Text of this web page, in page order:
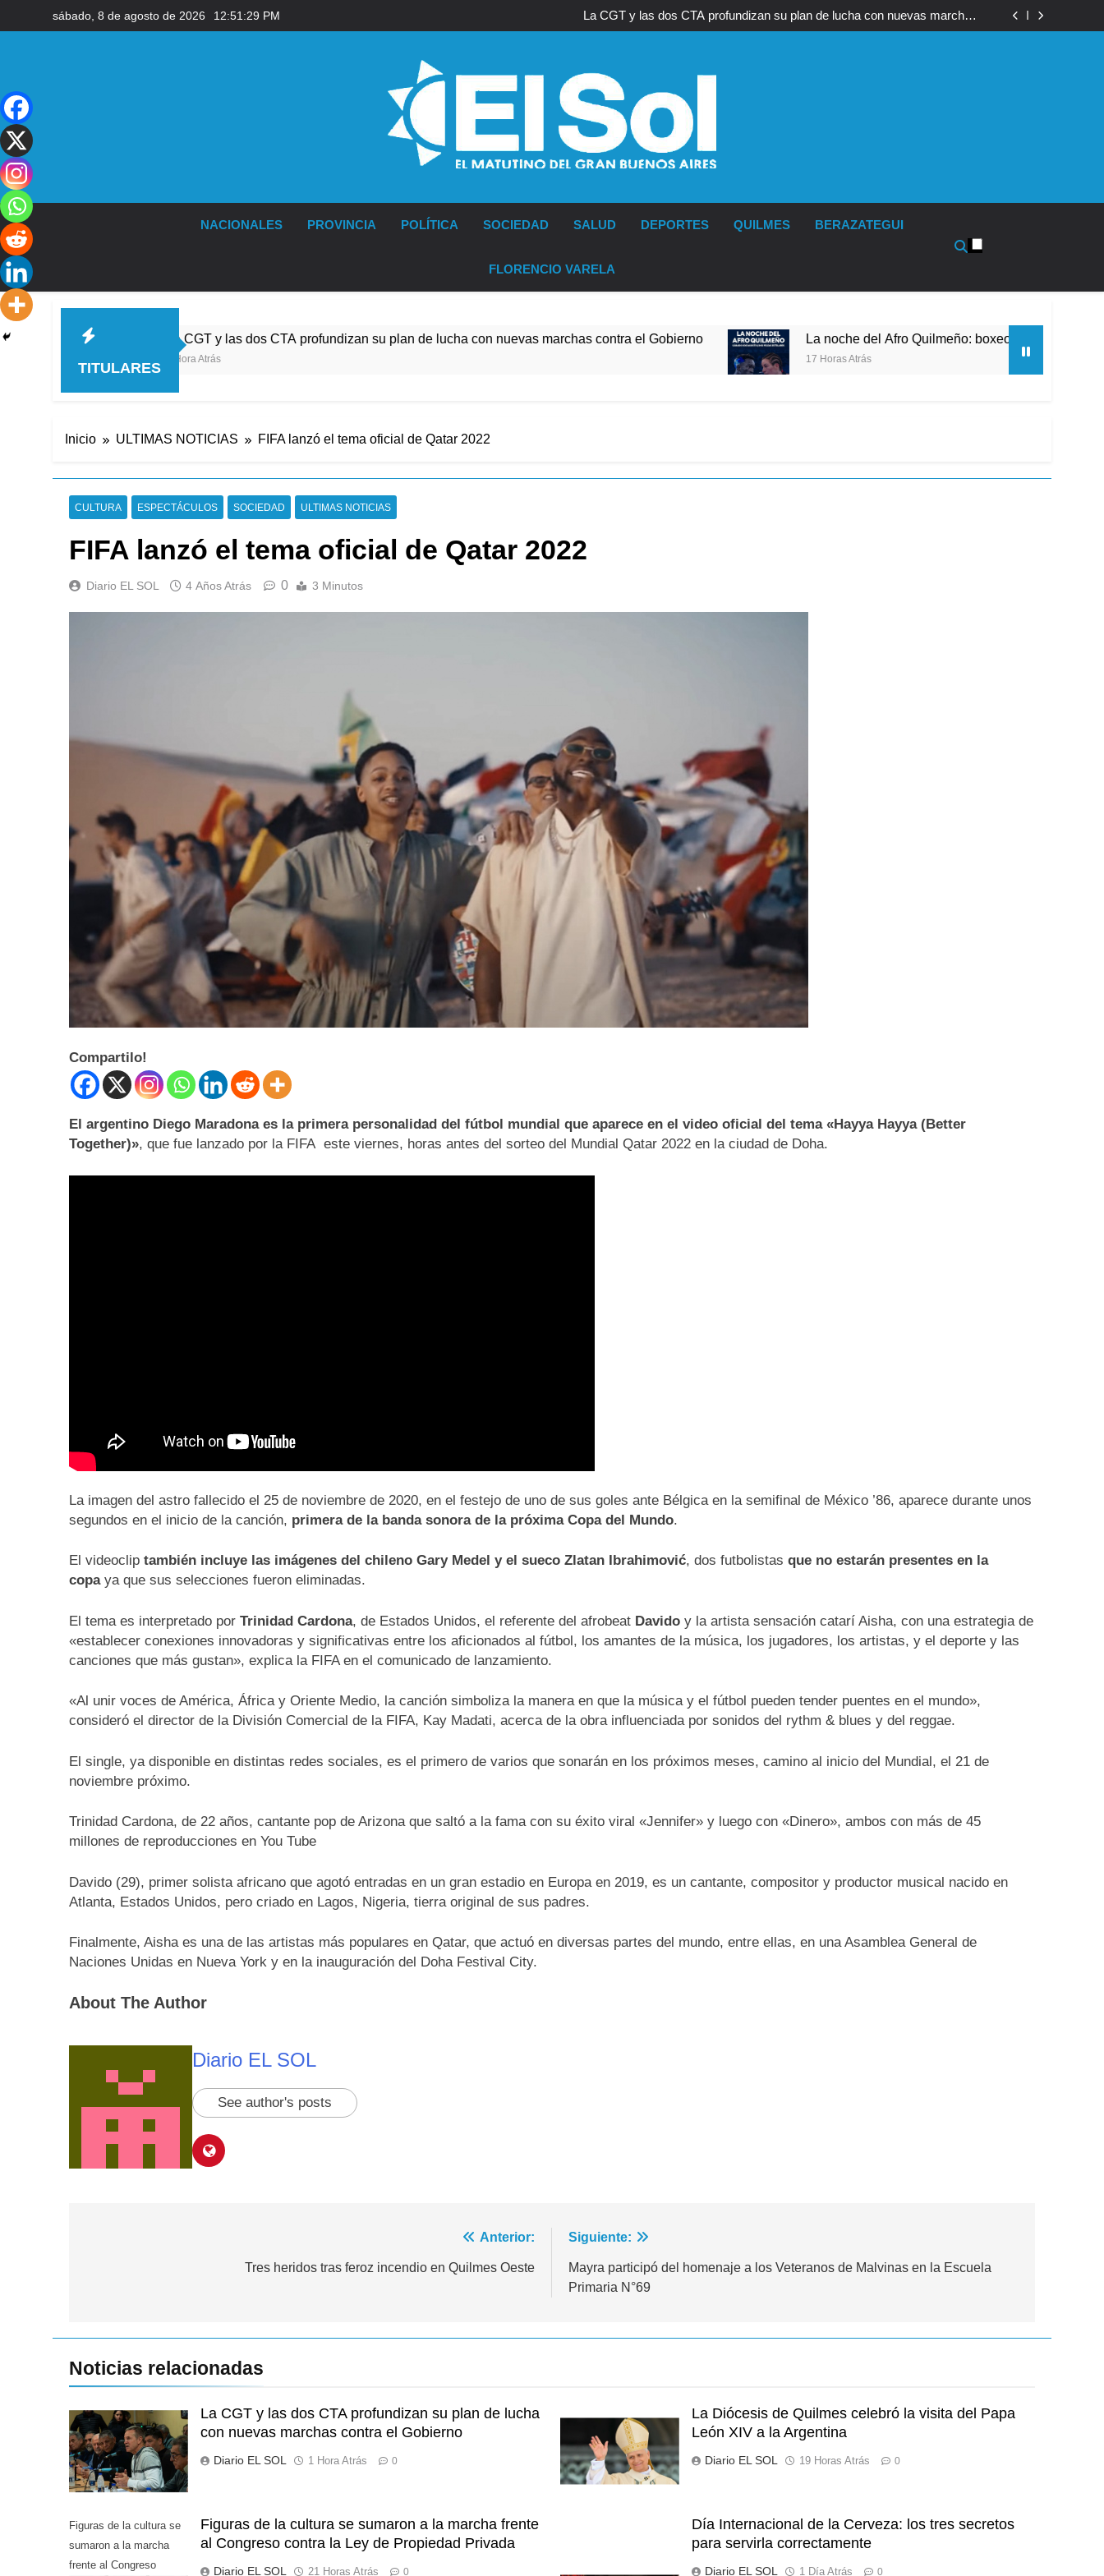
al
sábado, 8 de agosto de 2026 12:51:30 PM
La CGT y las dos CTA profundizan su plan de lucha con nuevas marchas
contra el Gobierno
Thiago Medina fue imputado formalmente por abuso sexual
NACIONALES PROVINCIA POLÍTICA SOCIEDAD SALUD DEPORTES QUILMES BERAZATEGUI
FLORENCIO VARELA
TITULARES
La CGT y las dos CTA profundizan su plan de lucha con nuevas marchas contra el Gobierno La noche del Afro Quilmeño: boxeo de primer nivel en la sede de
17 Horas Atrás
Inicio ULTIMAS NOTICIAS FIFA lanzó el tema oficial de Qatar 2022
CULTURA ESPECTÁCULOS SOCIEDAD ULTIMAS NOTICIAS
FIFA lanzó el tema oficial de Qatar 2022
Diario EL SOL 4 Años Atrás 0 3 Minutos
Compartilo!
El argentino Diego Maradona es la primera personalidad del fútbol mundial que aparece en el video oficial del tema «Hayya Hayya (Better
Together)», que fue lanzado por la FIFA este viernes, horas antes del sorteo del Mundial Qatar 2022 en la ciudad de Doha.
La imagen del astro fallecido el 25 de noviembre de 2020, en el festejo de uno de sus goles ante Bélgica en la semifinal de México ’86, aparece durante unos
segundos en el inicio de la canción, primera de la banda sonora de la próxima Copa del Mundo.
El videoclip también incluye las imágenes del chileno Gary Medel y el sueco Zlatan Ibrahimović, dos futbolistas que no estarán presentes en la
copaya que sus selecciones fueron eliminadas.
El tema es interpretado por Trinidad Cardona, de Estados Unidos, el referente del afrobeat Davido y la artista sensación catarí Aisha, con una estrategia de
«establecer conexiones innovadoras y significativas entre los aficionados al fútbol, los amantes de la música, los jugadores, los artistas, y el deporte y las
canciones que más gustan», explica la FIFA en el comunicado de lanzamiento.
«Al unir voces de América, África y Oriente Medio, la canción simboliza la manera en que la música y el fútbol pueden tender puentes en el mundo»,
consideró el director de la División Comercial de la FIFA, Kay Madati, acerca de la obra influenciada por sonidos del rythm & blues y del reggae.
El single, ya disponible en distintas redes sociales, es el primero de varios que sonarán en los próximos meses, camino al inicio del Mundial, el 21 de
noviembre próximo.
Trinidad Cardona, de 22 años, cantante pop de Arizona que saltó a la fama con su éxito viral «Jennifer» y luego con «Dinero», ambos con más de 45
millones de reproducciones en You Tube
Davido (29), primer solista africano que agotó entradas en un gran estadio en Europa en 2019, es un cantante, compositor y productor musical nacido en
Atlanta, Estados Unidos, pero criado en Lagos, Nigeria, tierra original de sus padres.
Finalmente, Aisha es una de las artistas más populares en Qatar, que actuó en diversas partes del mundo, entre ellas, en una Asamblea General de
Naciones Unidas en Nueva York y en la inauguración del Doha Festival City.
About The Author
Diario EL SOL
See author's posts
Anterior:
Tres heridos tras feroz incendio en Quilmes Oeste
Siguiente:
Mayra participó del homenaje a los Veteranos de Malvinas en la Escuela
Primaria N°69
Noticias relacionadas
La CGT y las dos CTA profundizan su plan de lucha
con nuevas marchas contra el Gobierno
Diario EL SOL 1 Hora Atrás 0
La Diócesis de Quilmes celebró la visita del Papa
León XIV a la Argentina
Diario EL SOL 19 Horas Atrás 0
Figuras de la cultura se
sumaron a la marcha
frente al Congreso
Figuras de la cultura se sumaron a la marcha frente
al Congreso contra la Ley de Propiedad Privada
Diario EL SOL 21 Horas Atrás 0
Día Internacional de la Cerveza: los tres secretos
para servirla correctamente
Diario EL SOL 1 Día Atrás 0